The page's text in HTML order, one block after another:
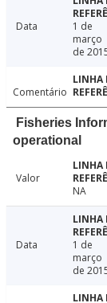
Data
1 de
março
de
Comentário
Fisheries
operational
Valor
NA
Data
1 de
março
de